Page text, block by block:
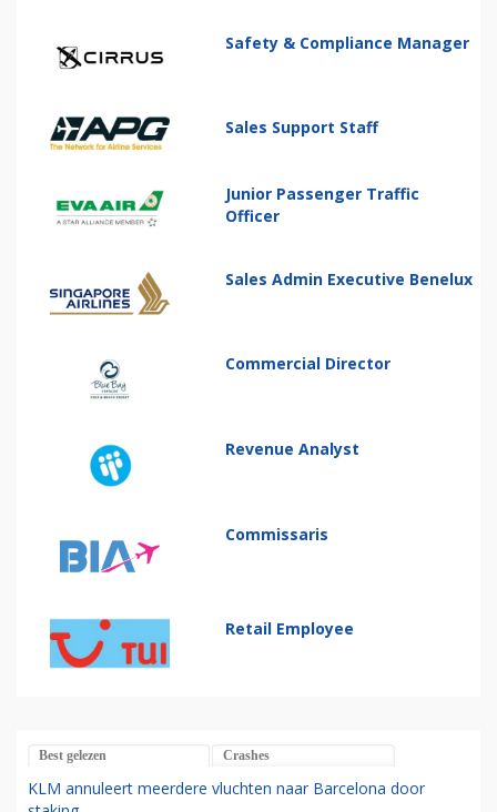
Safety & Compliance Manager
Sales Support Staff
Junior Passenger Traffic
Officer
Sales Admin Executive Benelux
Commercial Director
Revenue Analyst
Commissaris
Retail Employee
Best gelezen Crashes
KLM annuleert meerdere vluchten naar Barcelona door